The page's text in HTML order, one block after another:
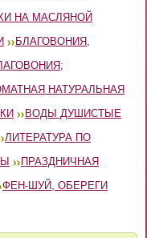
НА МАСЛЯНОЙ
БЛАГОВОНИЯ,
НАТУРАЛЬНАЯ
ВОДЫ ДУШИСТЫЕ
ЛИТЕРАТУРА ПО
ПРАЗДНИЧНАЯ
ФЕН-ШУЙ, ОБЕРЕГИ